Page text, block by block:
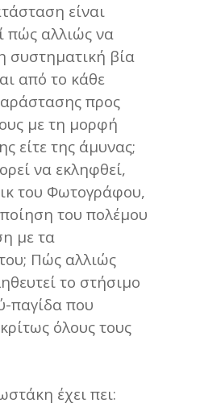
είναι
πώς αλλιώς να
συστηματική βία
από το κάθε
προς
με τη μορφή
είτε της άμυνας;
να εκληφθεί,
του Φωτογράφου,
του πολέμου
με τα
Πώς αλλιώς
το στήσιμο
παγίδα που
όλους τους
έχει πει: